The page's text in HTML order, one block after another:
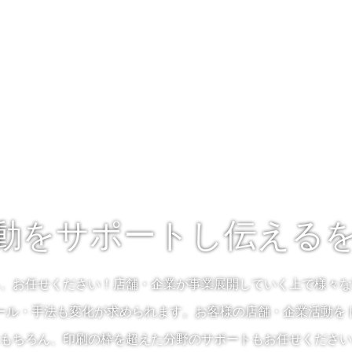
をサポートし伝える
お任せください！店舗・企業が事業展開していく上で様々
・手法も変化が求められます。お客様の店舗・企業活動
ちろん、印刷の枠を超えた分野のサポートもお任せくださ